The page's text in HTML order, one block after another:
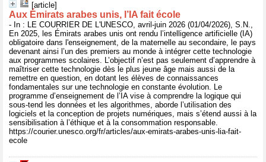
[article]
Aux Émirats arabes unis, l’IA fait école
- In : LE COURRIER DE L'UNESCO, avril-juin 2026 (01/04/2026), S.N.,
En 2025, les Émirats arabes unis ont rendu l’intelligence artificielle (IA)
obligatoire dans l'enseignement, de la maternelle au secondaire, le pays
devenant ainsi l’un des premiers au monde à intégrer cette technologie
aux programmes scolaires. L’objectif n’est pas seulement d’apprendre à
maîtriser cette technologie dès le plus jeune âge mais aussi de la
remettre en question, en dotant les élèves de connaissances
fondamentales sur une technologie en constante évolution. Le
programme d’enseignement de l’IA vise à comprendre la logique qui
sous-tend les données et les algorithmes, aborde l’utilisation des
logiciels et la conception de projets numériques, mais s’étend aussi à la
sensibilisation à l’éthique et à la consommation responsable.
https://courier.unesco.org/fr/articles/aux-emirats-arabes-unis-lia-fait-
ecole